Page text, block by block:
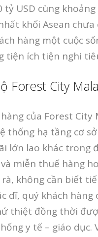
tỷ USD cùng
khối Asean
hàng một cuộc
tiện ích tiện nghi
Forest City
của Forest
thống hạ tầng cơ
lớn lao khác trong
miễn thuế hàng
không cần biết
dĩ, quý khách
thiệt đồng thời
y tế – giáo dục.